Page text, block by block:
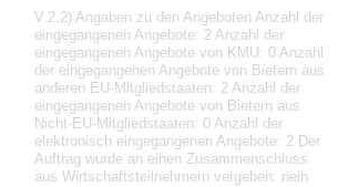
V.2.2) Angaben zu den Angeboten Anzahl der
eingegangenen Angebote: 2 Anzahl der
eingegangenen Angebote von KMU: 0 Anzahl
der eingegangenen Angebote von Bietern aus
anderen EU-Mitgliedstaaten: 2 Anzahl der
eingegangenen Angebote von Bietern aus
Nicht-EU-Mitgliedstaaten: 0 Anzahl der
elektronisch eingegangenen Angebote: 2 Der
Auftrag wurde an einen Zusammenschluss
aus Wirtschaftsteilnehmern vergeben: nein